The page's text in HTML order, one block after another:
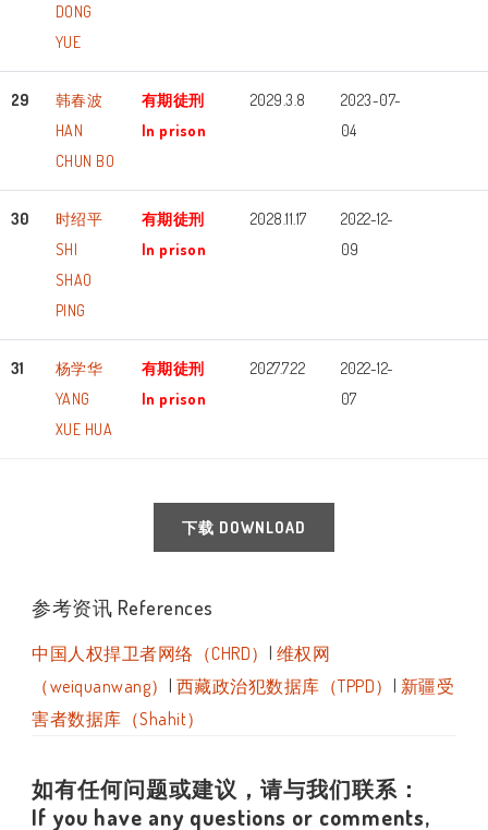
DONG
YUE
29
韩春波
HAN
CHUN BO
有期徒刑
In prison
2029.3.8
2023-07-
04
30
时绍平
SHI
SHAO
PING
有期徒刑
In prison
2028.11.17
2022-12-
09
31
杨学华
YANG
XUE HUA
有期徒刑
In prison
2027.7.22
2022-12-
07
下载 DOWNLOAD
参考资讯 References
中国人权捍卫者网络（CHRD） | 维权网
（weiquanwang） | 西藏政治犯数据库（TPPD） | 新疆受
害者数据库（Shahit）
如有任何问题或建议，请与我们联系：
If you have any questions or comments,